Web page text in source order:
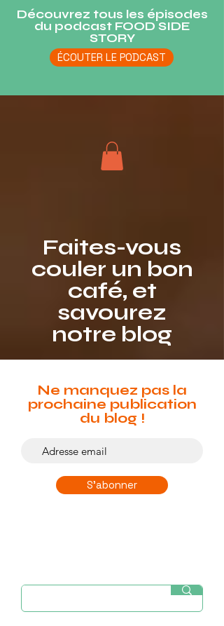
Découvrez tous les épisodes
du podcast FOOD SIDE
STORY
ÉCOUTER LE PODCAST
Faites-vous
couler un bon
café, et
savourez
notre blog
Ne manquez pas la
prochaine publication
du blog !
S'abonner